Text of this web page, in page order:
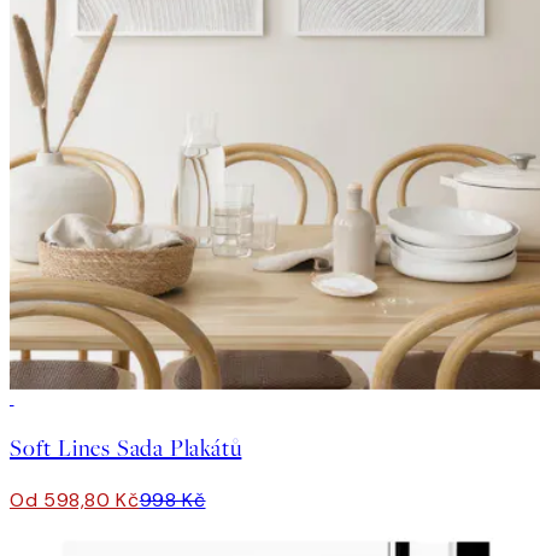
Soft Lines Sada Plakátů
Od 598,80 Kč998 Kč